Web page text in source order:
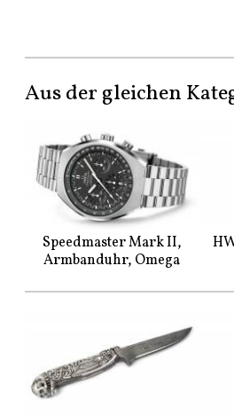
Aus der gleichen
Speedmaster Mark II,
Armbanduhr, Omega